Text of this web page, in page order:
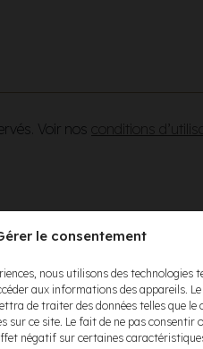
le consentement
nous utilisons des technologies
aux informations des appareils.
de traiter des données telles que
sur ce site. Le fait de ne pas consentir
négatif sur certaines
Voir nos conditions